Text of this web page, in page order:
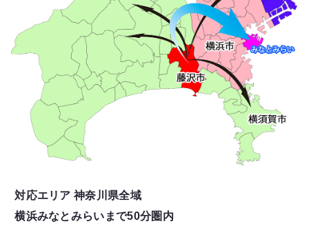
対応エリア 神奈川県全域
横浜みなとみらいまで50分圏内